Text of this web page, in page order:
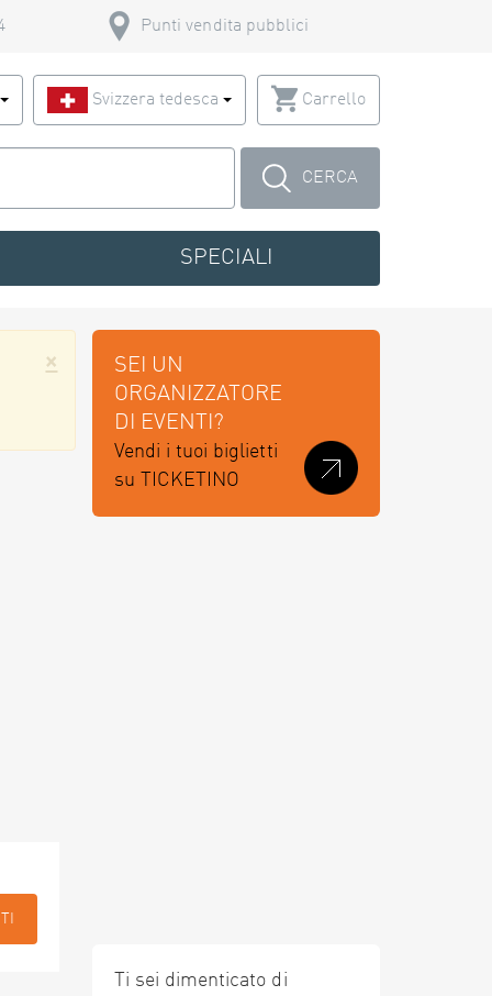
Punti vendita pubblici
Svizzera tedesca Carrello
CERCA
SPECIALI
×
SEI UN
ORGANIZZATORE
DI EVENTI?
Vendi i tuoi biglietti
su TICKETINO
Ti sei dimenticato di